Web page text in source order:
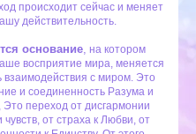
происходит сейчас и меняет
действительность.
основание, на котором
восприятие мира, меняется
взаимодействия с миром. Это
и соединенность Разума и
переход от дисгармонии
чувств, от страха к Любви, от